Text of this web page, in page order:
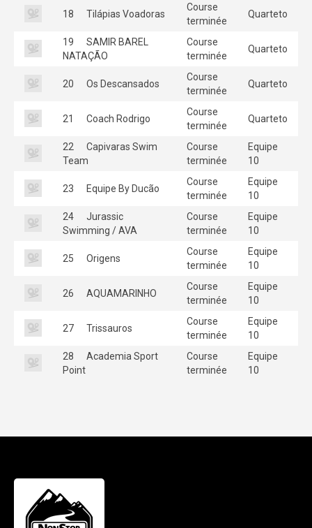
18 Tilápias Voadoras
Course
terminée
Quarteto
19
SAMIR BAREL
NATAÇÃO
Course
terminée
Quarteto
20 Os Descansados
Course
terminée
Quarteto
21 Coach Rodrigo
Course
terminée
Quarteto
22
Capivaras Swim
Team
Course
terminée
Equipe
10
23 Equipe By Ducão
Course
terminée
Equipe
10
24
Jurassic
Swimming / AVA
Course
terminée
Equipe
10
25 Origens
Course
terminée
Equipe
10
26 AQUAMARINHO
Course
terminée
Equipe
10
27 Trissauros
Course
terminée
Equipe
10
28
Academia Sport
Point
Course
terminée
Equipe
10